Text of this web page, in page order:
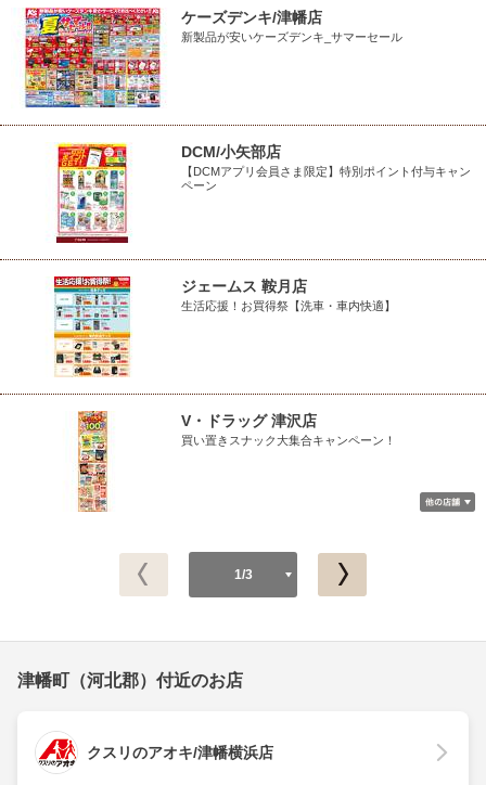
ケーズデンキ/津幡店
新製品が安いケーズデンキ_サマーセール
DCM/小矢部店
【DCMアプリ会員さま限定】特別ポイント付与キャン
ペーン
ジェームス 鞍月店
生活応援！お買得祭【洗車・車内快適】
V・ドラッグ 津沢店
買い置きスナック大集合キャンペーン！
1/3
津幡町（河北郡）付近のお店
クスリのアオキ/津幡横浜店